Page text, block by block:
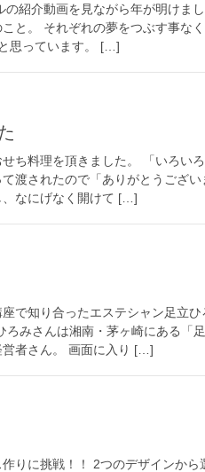
の紹介動画を見ながら年が明けま
と。 それぞれの夢をつぶす事な
思っています。 […]
ち料理を頂きました。 「いろい
渡されたので「ありがとうござ
、なにげなく開けて […]
で知り合ったエステシャン足立
ろみさんは湘南・茅ヶ崎にある「
営者さん。 画面に入り […]
りに挑戦！！ 2つのデザインから